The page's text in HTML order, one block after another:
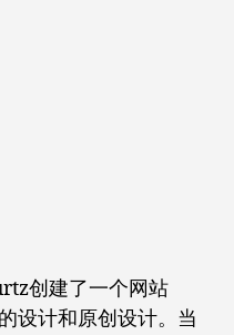
创建了一个网站
设计和原创设计。当